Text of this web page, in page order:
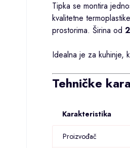
Tipka se montira
kvalitetne
prostorima. Širina od
Idealna je za kuhinje,
Tehničke
Karakteristika
Proizvođač